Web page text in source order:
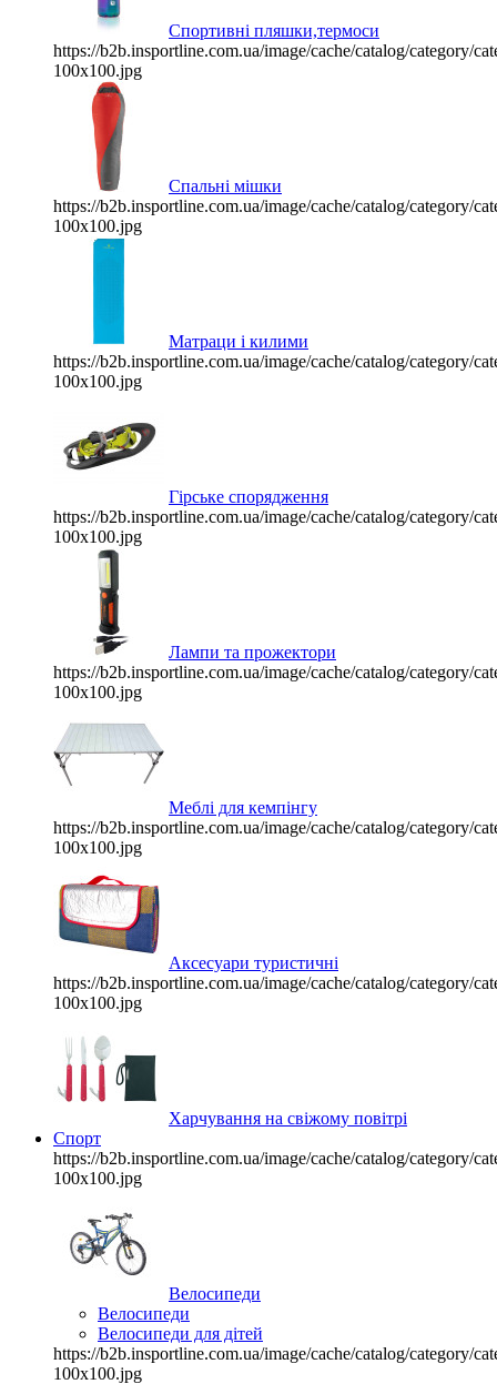
Спортивні пляшки,термоси
https://b2b.insportline.com.ua/image/cache/catalog/category/
100x100.jpg
Спальні мішки
https://b2b.insportline.com.ua/image/cache/catalog/category/
100x100.jpg
Матраци і килими
https://b2b.insportline.com.ua/image/cache/catalog/category/
100x100.jpg
Гірське спорядження
https://b2b.insportline.com.ua/image/cache/catalog/category/
100x100.jpg
Лампи та прожектори
https://b2b.insportline.com.ua/image/cache/catalog/category/
100x100.jpg
Меблі для кемпінгу
https://b2b.insportline.com.ua/image/cache/catalog/category/
100x100.jpg
Аксесуари туристичні
https://b2b.insportline.com.ua/image/cache/catalog/category/
100x100.jpg
Харчування на свіжому повітрі
Спорт
https://b2b.insportline.com.ua/image/cache/catalog/category/
100x100.jpg
Велосипеди
Велосипеди
Велосипеди для дітей
https://b2b.insportline.com.ua/image/cache/catalog/category/
100x100.jpg